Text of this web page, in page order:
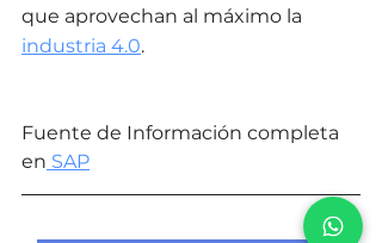
que aprovechan al máximo la
industria 4.0.
Fuente de Información completa
en SAP